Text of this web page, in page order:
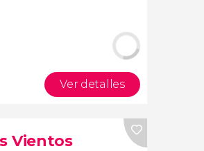
Ver detalles
Vientos